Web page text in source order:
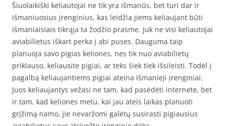
Šiuolaikiški keliautojai ne tik yra išmanūs, bet turi dar ir
išmaniuosius įrenginius, kas leidžia jiems keliaujant būti
išmaniaisiais tikrąja ta žodžio prasme. Juk ne visi keliautojai
aviabilietus iškart perka į abi puses. Dauguma taip
planuoja savo pigias keliones, nes tik nuo aviabilietų
priklauso, keliausite pigiai, ar teks šiek tiek išsileisti. Todėl į
pagalbą keliaujantiems pigiai ateina išmanieji įrenginiai.
Juos keliaujantys vežasi ne tam, kad pasėdėti internete, bet
ir tam, kad kelionės metu, kai jau ateis laikas planuoti
grįžimą namo, jie nevaržomi galėtų susirasti pigiausius